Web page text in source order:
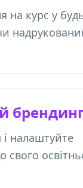
на курс у
і налаштуйте
свого